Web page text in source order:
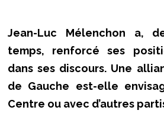
Jean-Luc Mélenchon a,
temps, renforcé ses
dans ses discours. Une
de Gauche est-elle
Centre ou avec d’autres